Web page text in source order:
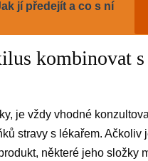
jí předejít a co s ní
kombinovat s
je vždy vhodné
stravy s lékařem. Ačkoliv
některé jeho složky